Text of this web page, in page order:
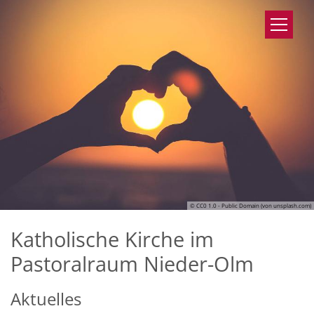
© CC0 1.0 - Public Domain (von unsplash.com)
Katholische Kirche im
Pastoralraum Nieder-Olm
Aktuelles